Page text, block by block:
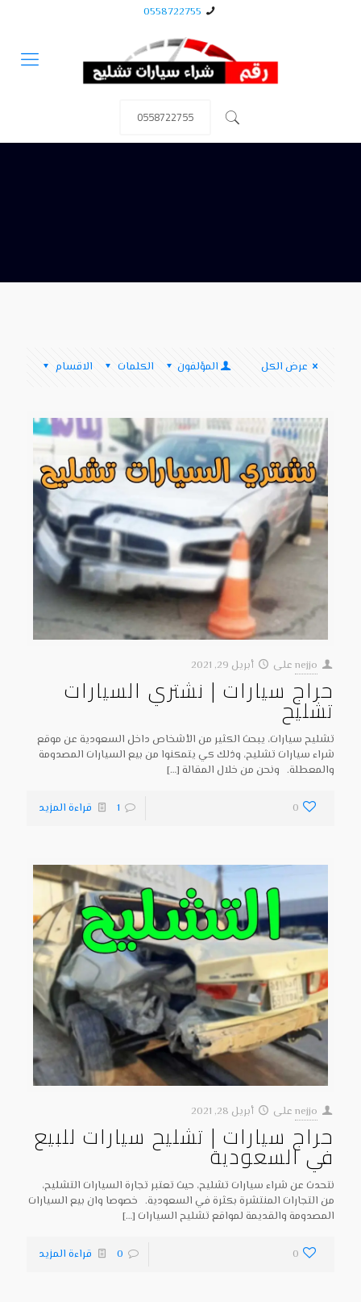
0558722755
0558722755
الاقسام الكلمات المؤلفون عرض الكل
nejjo على أبريل 29, 2021
حراج سيارات | نشتري السيارات
تشليح
تشليح سيارات، يبحث الكثير من الأشخاص داخل السعودية عن موقع
شراء سيارات تشليح، وذلك كي يتمكنوا من بيع السيارات المصدومة
والمعطلة. ونحن من خلال المقالة […]
0
1 قراءة المزيد
nejjo على أبريل 28, 2021
حراج سيارات | تشليح سيارات للبيع
في السعودية
نتحدث عن شراء سيارات تشليح، حيث تعتبر تجارة السيارات التشليح،
من التجارات المنتشرة بكثرة في السعودية. خصوصا وان بيع السيارات
المصدومة والقديمة لمواقع تشليح السيارات […]
0
0 قراءة المزيد